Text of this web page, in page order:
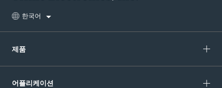
한국어
제품
어플리케이션